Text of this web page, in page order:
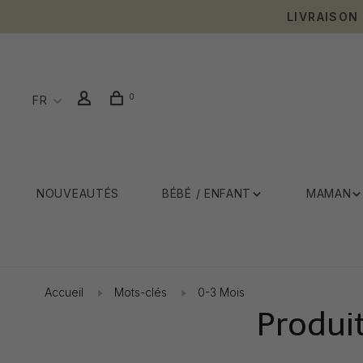
LIVRAISON
FR 0
NOUVEAUTÉS BÉBÉ / ENFANT MAMAN
Accueil Mots-clés 0-3 Mois